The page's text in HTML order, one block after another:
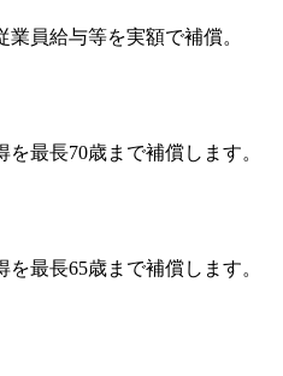
員給与等を実額で補償。
最長70歳まで補償します。
最長65歳まで補償します。